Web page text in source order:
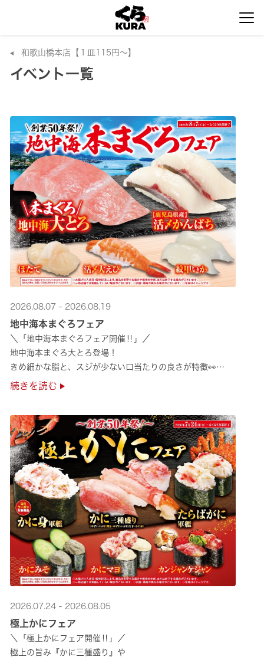
和歌山橋本店【１皿115円～】
イベント一覧
2026.08.07 - 2026.08.19
地中海本まぐろフェア
＼「地中海本まぐろフェア開催‼」／
地中海本まぐろ大とろ登場！
きめ細かな脂と、スジが少ない口当たりの良さが特徴👀
さらに、鹿児島で育った高級魚【鹿児島県産活〆かんぱち】など
続きを読む
2026.07.24 - 2026.08.05
極上かにフェア
＼「極上かにフェア開催‼」／
極上の旨み『かに三種盛り』や